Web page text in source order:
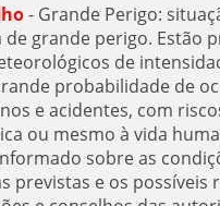
- Grande Perigo:
grande perigo. Estão
de
probabilidade de
e acidentes, com
ou mesmo à vida
sobre as
previstas e os possíveis